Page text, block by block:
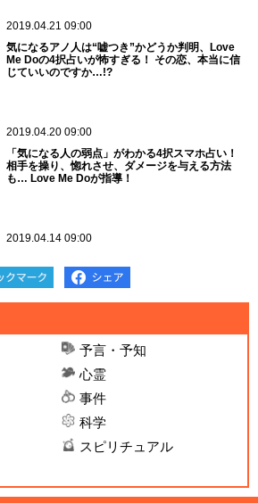
2019.04.21 09:00
気になるアノ人は“嘘つき”かどうか判明、Love
Me Doの4択占いが怖すぎる！ その恋、本当に信
じていいのですか…!?
2019.04.20 09:00
「気になる人の弱点」がわかる4択スマホ占い！
相手を操り、惚れさせ、ダメージを与える方法
も… Love Me Doが指導！
2019.04.14 09:00
予言・予知
心霊
事件
科学
スピリチュアル